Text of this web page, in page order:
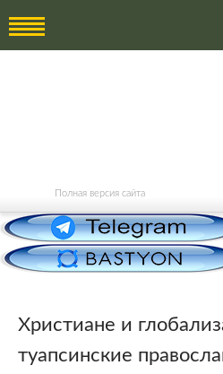
Полная версия сайта
Христиане и
туапсинские